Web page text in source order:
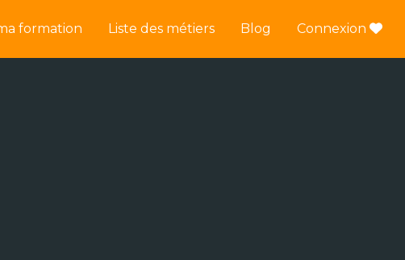
formation Liste des métiers Blog Connexion